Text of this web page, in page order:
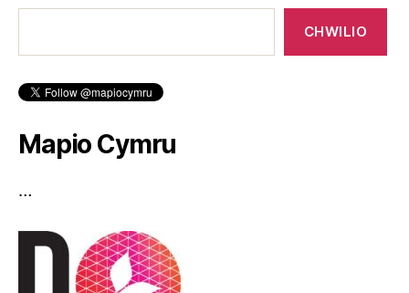
CHWILIO
Mapio Cymru
…